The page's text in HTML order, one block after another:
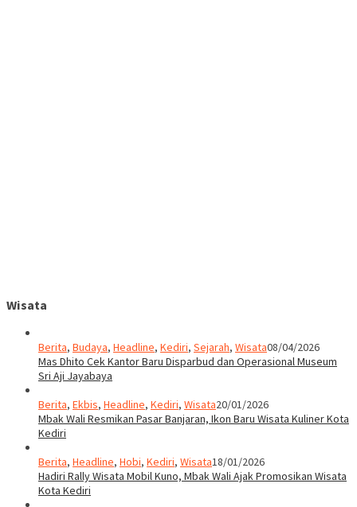
Wisata
Berita, Budaya, Headline, Kediri, Sejarah, Wisata08/04/2026
Mas Dhito Cek Kantor Baru Disparbud dan Operasional Museum
Sri Aji Jayabaya
Berita, Ekbis, Headline, Kediri, Wisata20/01/2026
Mbak Wali Resmikan Pasar Banjaran, Ikon Baru Wisata Kuliner Kota
Kediri
Berita, Headline, Hobi, Kediri, Wisata18/01/2026
Hadiri Rally Wisata Mobil Kuno, Mbak Wali Ajak Promosikan Wisata
Kota Kediri